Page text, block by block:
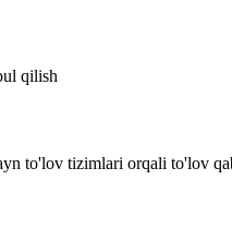
qilish
to'lov tizimlari orqali to'lov